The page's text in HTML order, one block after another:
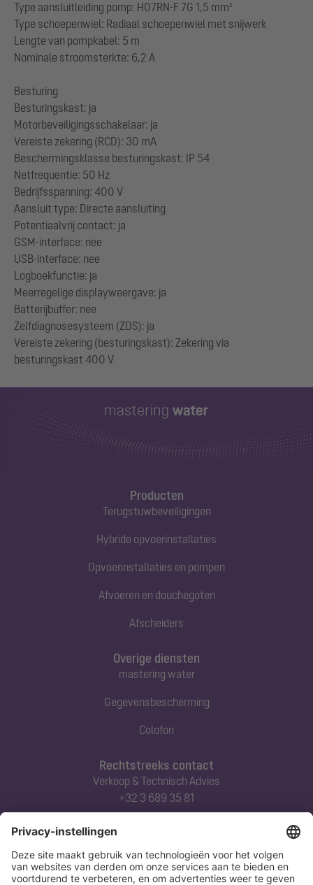
Type aansluitleiding pomp: H07RN-F 7G 1,5 mm²
Type schoepenwiel: Radiaal schoepenwiel met snijwerk
Lengte van pompkabel: 5 m
Nominale stroomsterkte: 6,2 A
Besturing
Besturingskast: ja
Motorbeveiligingsschakelaar: ja
Vereiste zekering (RCD): 30 mA
Beschermingsklasse besturingskast: IP 54
Netfrequentie: 50 Hz
Bedrijfsspanning: 400 V
Aansluit type: Directe aansluiting
Potentiaalvrij contact: ja
GSM-interface: nee
USB-interface: nee
Logboekfunctie: ja
Meerregelige displayweergave: ja
Batterijbuffer: nee
Zelfdiagnosesysteem (ZDS): ja
Vereiste zekering (besturingskast): Zekering via
Producten
Terugstuwbeveiligingen
Hybride opvoerinstallaties
Opvoerinstallaties en pompen
Afvoeren en douchegoten
Afscheiders
Rechtstreeks contact
Verkoop & Technisch Advies
+32 3 689 35 81
Abonneert u zich op onze nieuwsbrief
Overige diensten
mastering water
Gegevensbescherming
Colofon